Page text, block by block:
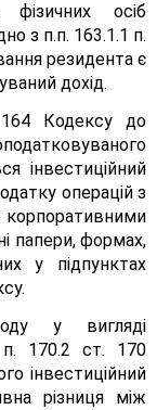
фізичних осіб
з п.п. 163.1.1 п.
резидента є
дохід.
Кодексу до
інвестиційний
операцій з
папери, формах,
у підпунктах
у вигляді
п. 170.2 ст. 170
інвестиційний
різниця між